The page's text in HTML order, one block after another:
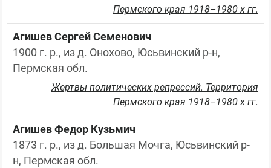
Пермского края 1918–1980 х гг.
Агишев Сергей Семенович
1900 г. р., из д. Онохово, Юсьвинский р-н,
Пермская обл.
Жертвы политических репрессий. Территория
Пермского края 1918–1980 х гг.
Агишев Федор Кузьмич
1873 г. р., из д. Большая Мочга, Юсьвинский р-
н, Пермская обл.